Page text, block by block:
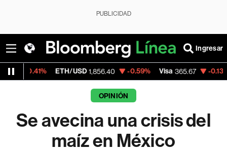
PUBLICIDAD
Ingresar
ETH/USD 1,856.40 -0.59% Visa 365.67 -0.13%
OPINIÓN
Se avecina una crisis del
maíz en México